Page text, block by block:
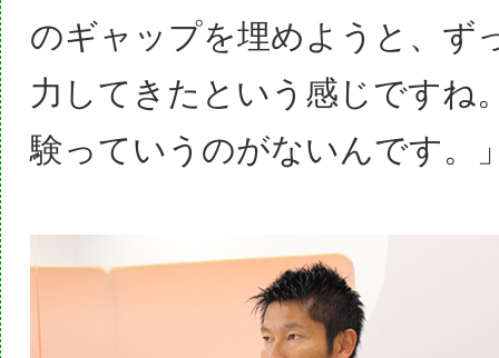
のギャップを埋めようと、ず
力してきたという感じですね
験っていうのがないんです。